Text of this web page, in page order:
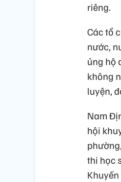
riêng.
Các tổ
nước,
ủng hộ
không
luyện,
Nam
hội
thi học